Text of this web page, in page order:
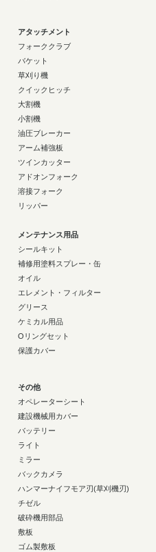
アタッチメント
フォーククラブ
バケット
草刈り機
クイックヒッチ
大割機
小割機
油圧ブレーカー
アーム補強板
ツインカッター
アドオンフォーク
溶接フォーク
リッパー
メンテナンス用品
シールキット
補修用塗料スプレー・缶
オイル
エレメント・フィルター
グリース
ケミカル用品
Oリングセット
保護カバー
その他
オペレーターシート
建設機械用カバー
バッテリー
ライト
ミラー
バックカメラ
ハンマーナイフモア刃(草刈機刃)
チゼル
破砕機用部品
敷板
ゴム製敷板